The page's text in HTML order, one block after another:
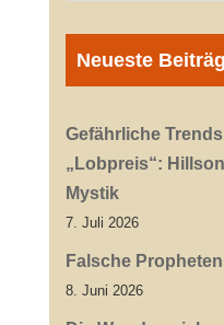
Neueste
Gefährliche
„Lobpreis“:
Mystik
7. Juli 2026
Falsche
8. Juni 2026